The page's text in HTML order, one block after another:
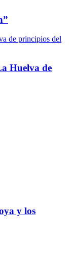
Huelva de
y los